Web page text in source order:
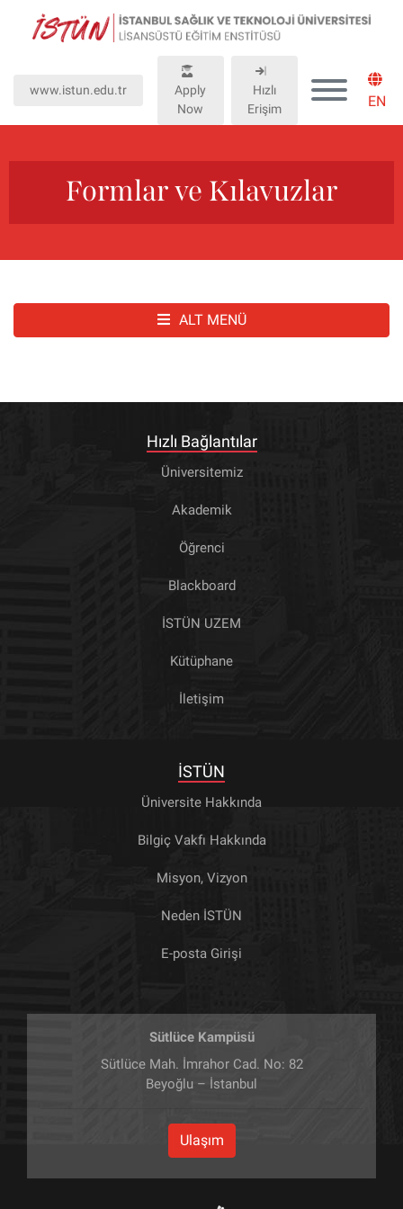
dikkat:
sitesinde,
bir
sistemi
www.istun.edu.tr
Apply
Now
Hızlı
Erişim
EN
Formlar ve Kılavuzlar
ALT MENÜ
Hızlı Bağlantılar
Üniversitemiz
Akademik
Öğrenci
Blackboard
İSTÜN UZEM
Kütüphane
İletişim
İSTÜN
Üniversite Hakkında
Bilgiç Vakfı Hakkında
Misyon, Vizyon
Neden İSTÜN
E-posta Girişi
Sütlüce Kampüsü
Sütlüce Mah. İmrahor Cad. No: 82
Beyoğlu – İstanbul
Ulaşım